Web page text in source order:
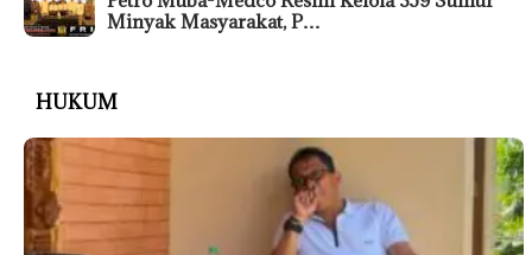
Minyak Masyarakat, P…
HUKUM